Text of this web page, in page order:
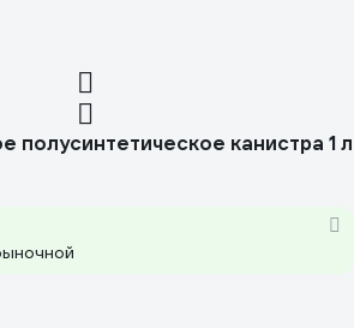
полусинтетическое канистра 1 л